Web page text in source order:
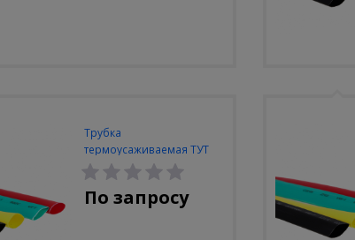
Трубка
термоусаживаемая ТУТ
ЭКФ 20/10 зеленая (упак.
100м)
По запросу